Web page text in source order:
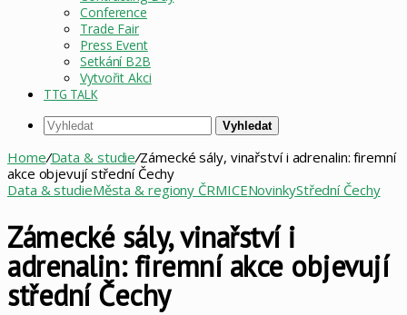
Conference
Trade Fair
Press Event
Setkání B2B
Vytvořit Akci
TTG TALK
Vyhledat
Home/Data & studie/Zámecké sály, vinařství i adrenalin: firemní
akce objevují střední Čechy
Data & studieMěsta & regiony ČRMICENovinkyStřední Čechy
Zámecké sály, vinařství i
adrenalin: firemní akce objevují
střední Čechy